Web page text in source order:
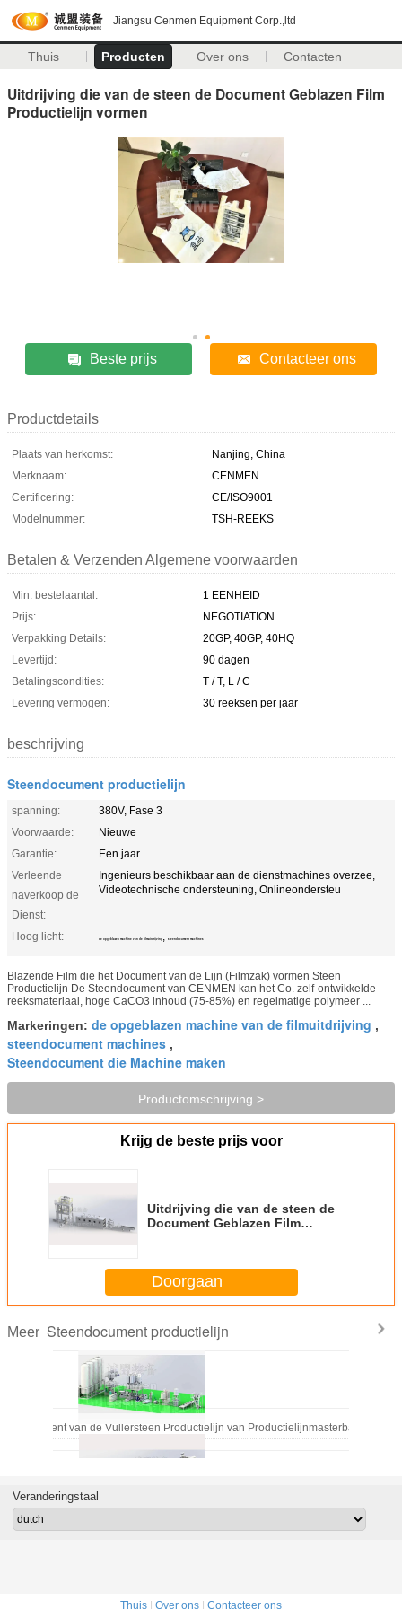
Jiangsu Cenmen Equipment Corp.,ltd
Thuis Producten Over ons Contacten
Uitdrijving die van de steen de Document Geblazen Film
Productielijn vormen
Beste prijs Contacteer ons
Productdetails
Plaats van herkomst:
Nanjing, China
Merknaam:
CENMEN
Certificering:
CE/ISO9001
Modelnummer:
TSH-REEKS
Betalen & Verzenden Algemene voorwaarden
Min. bestelaantal:
1 EENHEID
Prijs:
NEGOTIATION
Verpakking Details:
20GP, 40GP, 40HQ
Levertijd:
90 dagen
Betalingscondities:
T / T, L / C
Levering vermogen:
30 reeksen per jaar
beschrijving
Steendocument productielijn
spanning:
380V, Fase 3
Voorwaarde:
Nieuwe
Garantie:
Een jaar
Verleende
naverkoop de
Dienst:
Ingenieurs beschikbaar aan de dienstmachines overzee,
Videotechnische ondersteuning, Onlineondersteu
Hoog licht: de opgeblazen machine van de filmuitdrijving , steendocument machines
Blazende Film die het Document van de Lijn (Filmzak) vormen Steen
Productielijn De Steendocument van CENMEN kan het Co. zelf-ontwikkelde
reeksmateriaal, hoge CaCO3 inhoud (75-85%) en regelmatige polymeer ...
Markeringen: de opgeblazen machine van de filmuitdrijving ,
steendocument machines ,
Steendocument die Machine maken
Productomschrijving >
Krijg de beste prijs voor
Uitdrijving die van de steen de
Document Geblazen Film
Doorgaan
Meer Steendocument productielijn
Document van de Vullersteen Productielijn van Productielijnmasterbatch
het Gieten de Uitdrijving die van de Rekfilm Productielijn vormen
Veranderingstaal
Thuis | Over ons | Contacteer ons